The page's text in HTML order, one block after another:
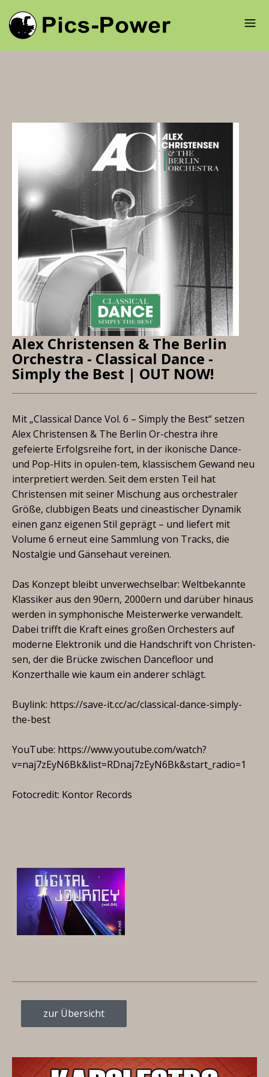
Alex Christensen & The Berlin
Orchestra - Classical Dance -
Simply the Best | OUT NOW!
Mit „Classical Dance Vol. 6 – Simply the Best“ setzen
Alex Christensen & The Berlin Or-chestra ihre
gefeierte Erfolgsreihe fort, in der ikonische Dance-
und Pop-Hits in opulen-tem, klassischem Gewand neu
interpretiert werden. Seit dem ersten Teil hat
Christensen mit seiner Mischung aus orchestraler
Größe, clubbigen Beats und cineastischer Dynamik
einen ganz eigenen Stil geprägt – und liefert mit
Volume 6 erneut eine Sammlung von Tracks, die
Nostalgie und Gänsehaut vereinen.
Das Konzept bleibt unverwechselbar: Weltbekannte
Klassiker aus den 90ern, 2000ern und darüber hinaus
werden in symphonische Meisterwerke verwandelt.
Dabei trifft die Kraft eines großen Orchesters auf
moderne Elektronik und die Handschrift von Christen-
sen, der die Brücke zwischen Dancefloor und
Konzerthalle wie kaum ein anderer schlägt.
Buylink: https://save-it.cc/ac/classical-dance-simply-
the-best
YouTube: https://www.youtube.com/watch?
v=naj7zEyN6Bk&list=RDnaj7zEyN6Bk&start_radio=1
Fotocredit: Kontor Records
zur Übersicht